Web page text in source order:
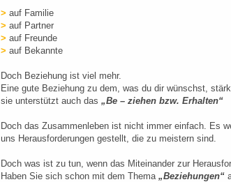
> auf Familie
> auf Partner
> auf Freunde
> auf Bekannte
Doch Beziehung ist viel mehr.
Eine gute Beziehung zu dem, was du dir wünschst,
sie unterstützt auch das„Be – ziehen bzw. Erhalten“
Doch das Zusammenleben ist nicht immer einfach. Es
uns Herausforderungen gestellt, die zu meistern sind.
Doch was ist zu tun, wenn das Miteinander zur
Haben Sie sich schon mit dem Thema„Beziehungen“